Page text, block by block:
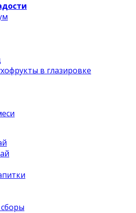
в глазировке